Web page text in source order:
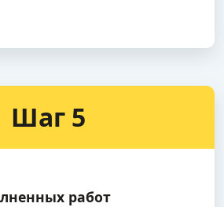
Шаг 5
работ